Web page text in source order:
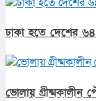
ঢাকা হতে দেশের
ভোলায় গ্রীষ্মকালীন